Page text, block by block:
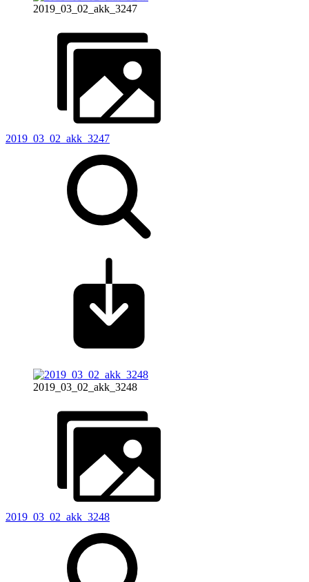
2019_03_02_akk_3247
2019_03_02_akk_3247
2019_03_02_akk_3248
2019_03_02_akk_3248